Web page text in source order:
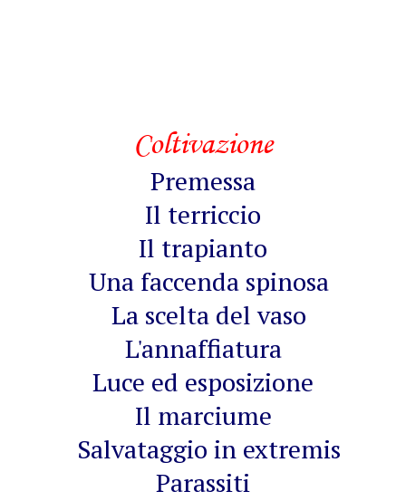
Coltivazione
Premessa
Il terriccio
Il trapianto
Una faccenda spinosa
La scelta del vaso
L'annaffiatura
Luce ed esposizione
Il marciume
Salvataggio in extremis
Parassiti